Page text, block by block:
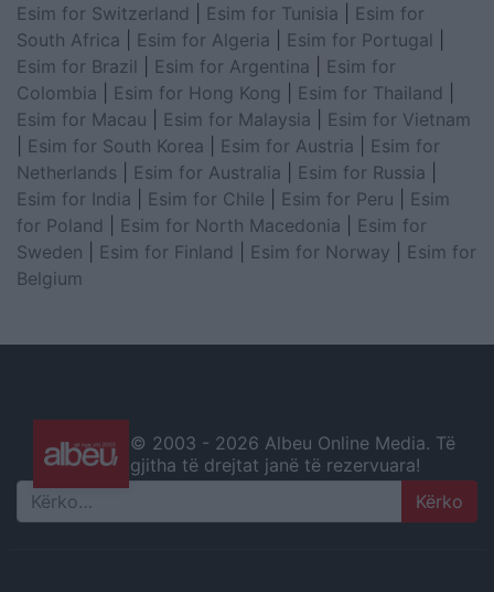
Esim for Switzerland
Esim for Tunisia
Esim for
South Africa
Esim for Algeria Esim for Portugal
Esim for Brazil
Esim for Argentina
Esim for
Colombia
Esim for Hong Kong Esim for Thailand
Esim for Macau
Esim for Malaysia
Esim for Vietnam
Esim for South Korea Esim for Austria
Esim for
Netherlands
Esim for Australia Esim for Russia
Esim for India
Esim for Chile Esim for Peru
Esim
for Poland
Esim for North Macedonia
Esim for
Sweden
Esim for Finland Esim for Norway
Esim for
Belgium
© 2003 - 2026 Albeu Online Media. Të
gjitha të drejtat janë të rezervuara!
Search